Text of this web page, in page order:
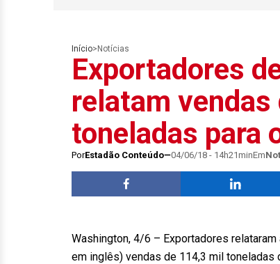
Início> Notícias
Exportadores
relatam vendas
toneladas para
PorEstadão Conteúdo 04/06/18 - 14h21minEm
Washington, 4/6 – Exportadores
em inglês) vendas de 114,3 mil toneladas